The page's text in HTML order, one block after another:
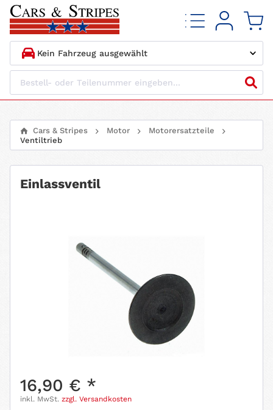
1. HERSTELLER
3. BAUJAHR
4. MOTORTYP
Cars & Stripes Motor
Motorersatzteile
Ventiltrieb
Einlassventil
16,90 € *
inkl. MwSt. zzgl. Versandkosten